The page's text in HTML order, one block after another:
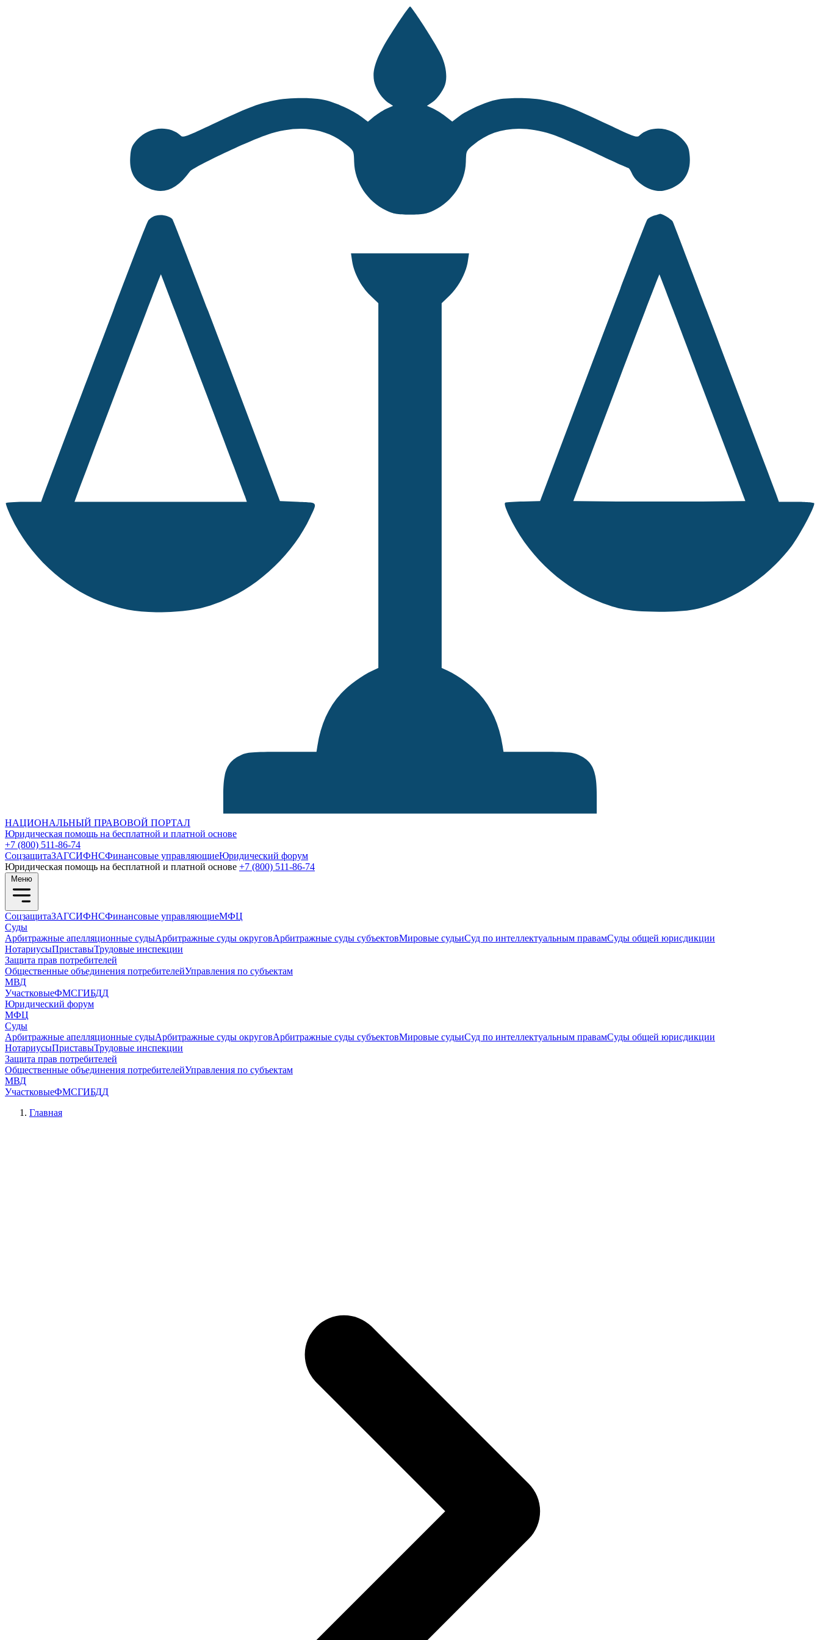
НАЦИОНАЛЬНЫЙ ПРАВОВОЙ ПОРТАЛ
Юридическая помощь на бесплатной и платной основе
+7 (800) 511-86-74
СоцзащитаЗАГСИФНСФинансовые управляющиеЮридический форум
Юридическая помощь на бесплатной и платной основе +7 (800) 511-86-74
Меню
СоцзащитаЗАГСИФНСФинансовые управляющиеМФЦ
Суды
Арбитражные апелляционные судыАрбитражные суды округовАрбитражные суды субъектовМировые судьиСуд по интеллектуальным правамСуды общей юрисдикции
НотариусыПриставыТрудовые инспекции
Защита прав потребителей
Общественные объединения потребителейУправления по субъектам
МВД
УчастковыеФМСГИБДД
Юридический форум
МФЦ
Суды
Арбитражные апелляционные судыАрбитражные суды округовАрбитражные суды субъектовМировые судьиСуд по интеллектуальным правамСуды общей юрисдикции
НотариусыПриставыТрудовые инспекции
Защита прав потребителей
Общественные объединения потребителейУправления по субъектам
МВД
УчастковыеФМСГИБДД
Главная